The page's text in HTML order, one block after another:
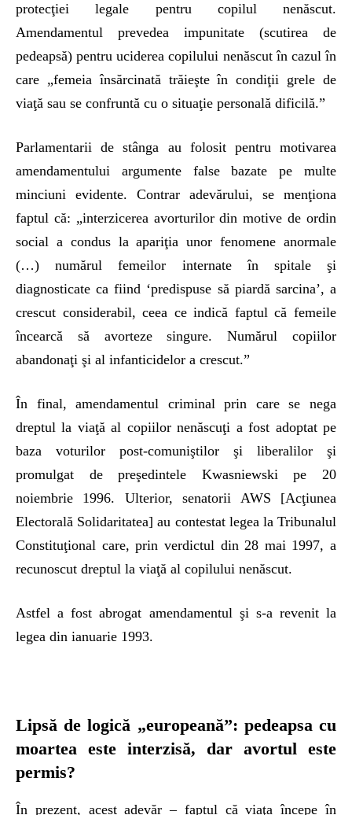
protecţiei legale pentru copilul nenăscut.
Amendamentul prevedea impunitate (scutirea de
pedeapsă) pentru uciderea copilului nenăscut în cazul în
care „femeia însărcinată trăieşte în condiţii grele de
viaţă sau se confruntă cu o situaţie personală dificilă.”
Parlamentarii de stânga au folosit pentru motivarea
amendamentului argumente false bazate pe multe
minciuni evidente. Contrar adevărului, se menţiona
faptul că: „interzicerea avorturilor din motive de ordin
social a condus la apariţia unor fenomene anormale
(…) numărul femeilor internate în spitale şi
diagnosticate ca fiind ‘predispuse să piardă sarcina’, a
crescut considerabil, ceea ce indică faptul că femeile
încearcă să avorteze singure. Numărul copiilor
abandonaţi şi al infanticidelor a crescut.”
În final, amendamentul criminal prin care se nega
dreptul la viaţă al copiilor nenăscuţi a fost adoptat pe
baza voturilor post-comuniştilor şi liberalilor şi
promulgat de preşedintele Kwasniewski pe 20
noiembrie 1996. Ulterior, senatorii AWS [Acţiunea
Electorală Solidaritatea] au contestat legea la Tribunalul
Constituţional care, prin verdictul din 28 mai 1997, a
recunoscut dreptul la viaţă al copilului nenăscut.
Astfel a fost abrogat amendamentul şi s-a revenit la
legea din ianuarie 1993.
Lipsă de logică „europeană”: pedeapsa cu
moartea este interzisă, dar avortul este
permis?
În prezent, acest adevăr – faptul că viaţa începe în